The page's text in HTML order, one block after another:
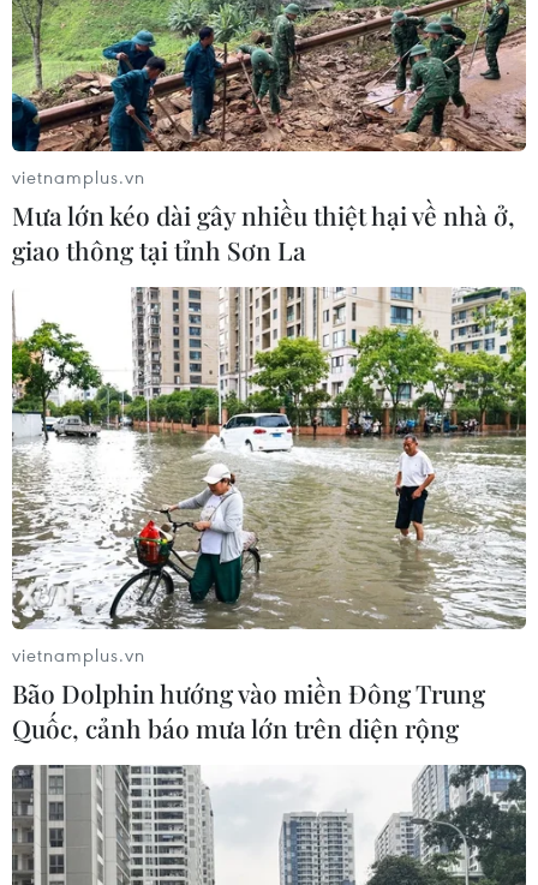
vietnamplus.vn
Mưa lớn kéo dài gây nhiều thiệt hại về nhà ở,
giao thông tại tỉnh Sơn La
vietnamplus.vn
Bão Dolphin hướng vào miền Đông Trung
Quốc, cảnh báo mưa lớn trên diện rộng